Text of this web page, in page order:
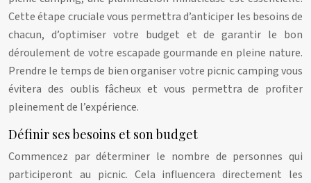
Cette étape cruciale vous permettra d’anticiper les besoins de
chacun, d’optimiser votre budget et de garantir le bon
déroulement de votre escapade gourmande en pleine nature.
Prendre le temps de bien organiser votre picnic camping vous
évitera des oublis fâcheux et vous permettra de profiter
pleinement de l’expérience.
Définir ses besoins et son budget
Commencez par déterminer le nombre de personnes qui
participeront au picnic. Cela influencera directement les